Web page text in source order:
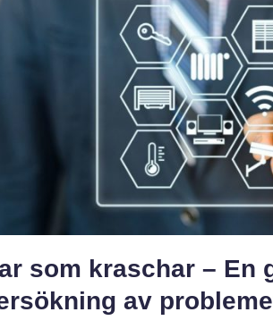
som kraschar – En
av